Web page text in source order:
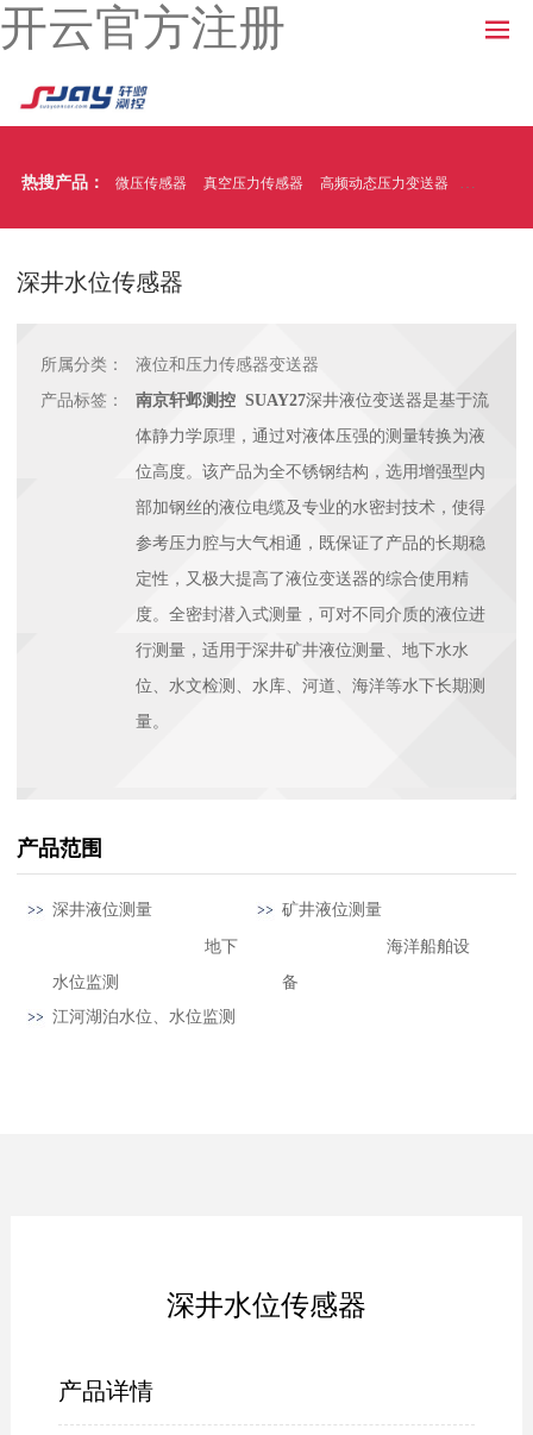
开云官方注册
热搜产品： 微压传感器 真空压力传感器 高频动态压力变送器 温压一体
深井水位传感器
所属分类：
液位和压力传感器变送器
产品标签：
南京轩邺测控 SUAY27深井液位变送器是基于流
体静力学原理，通过对液体压强的测量转换为液
位高度。该产品为全不锈钢结构，选用增强型内
部加钢丝的液位电缆及专业的水密封技术，使得
参考压力腔与大气相通，既保证了产品的长期稳
定性，又极大提高了液位变送器的综合使用精
度。全密封潜入式测量，可对不同介质的液位进
行测量，适用于深井矿井液位测量、地下水水
位、水文检测、水库、河道、海洋等水下长期测
量。
产品范围
深井液位测量
地下
水位监测
矿井液位测量
海洋船舶设
备
江河湖泊水位、水位监测
深井水位传感器
产品详情